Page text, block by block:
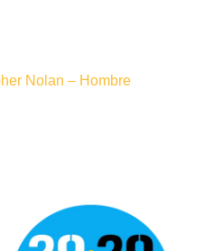
Nolan – Hombre